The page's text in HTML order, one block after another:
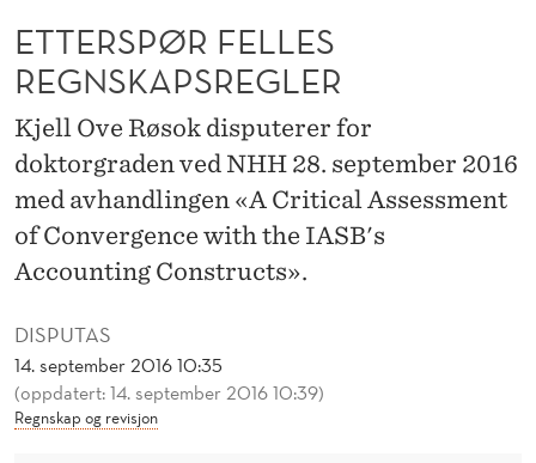
F
E
L
L
E
E
G
N
DISPUTAS
14. september 2016 10:35
(oppdatert: 14. september 2016 10:39)
Regnskap og revisjon
ETTERSPØR FELLES
REGNSKAPSREGLER
Kjell Ove Røsok disputerer for
doktorgraden ved NHH 28. september 2016
med avhandlingen «A Critical Assessment
of Convergence with the IASB's
Accounting Constructs».